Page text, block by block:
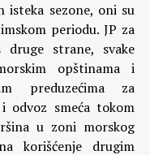
isteka sezone, oni su
periodu. JP za
strane, svake
opštinama i
preduzećima za
odvoz smeća tokom
u zoni morskog
korišćenje drugim